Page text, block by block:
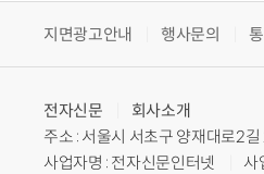
지면광고안내 행사문의
전자신문
회사소개
주소 : 서울시 서초구 양재대로2
사업자명 : 전자신문인터넷
사